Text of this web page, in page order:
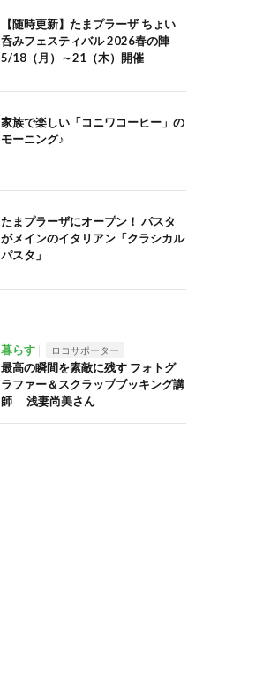
【随時更新】たまプラーザ ちょい
呑みフェスティバル 2026春の陣
5/18（月）～21（木）開催
家族で楽しい「コニワコーヒー」の
モーニング♪
たまプラーザにオープン！ パスタ
がメインのイタリアン「クラシカル
パスタ」
暮らす ロコサポーター
最高の瞬間を素敵に残す フォトグ
ラファー＆スクラップブッキング講
師 浅妻尚美さん